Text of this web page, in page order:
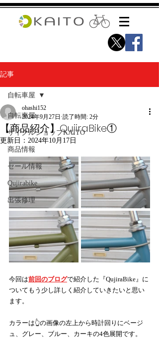
記事
自転車屋
サイクルショップKAITO
商品情報
セール情報
Qujirabike
出張修理
自転車屋
【商品紹介】QujiraBike①
ohashi152
2024年9月27日 読了時間: 2分
更新日： 2024年10月17日
今回は前回のブログで紹介した『QujiraBike』に
ついてもう少し詳しく紹介していきたいと思い
ます。
カラーは👆の画像の左上から時計回りにベージ
ュ、グレー、ブルー、カーキの4色展開です。